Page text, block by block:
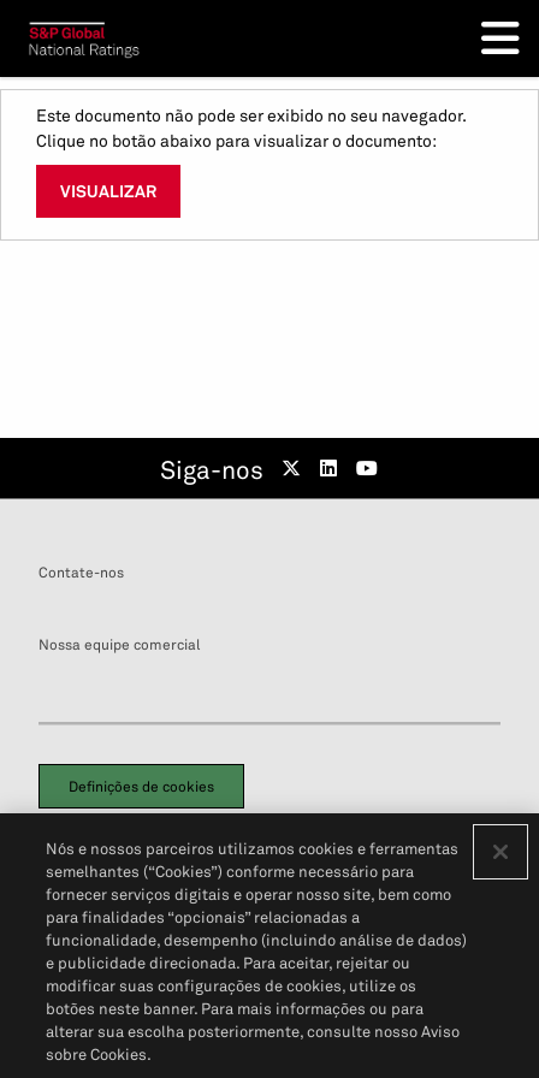
Este documento não pode ser exibido no seu navegador.
Clique no botão abaixo para visualizar o documento:
VISUALIZAR
Siga-nos
Contate-nos
Nossa equipe comercial
Definições de cookies
Política de PrivacidadePortal de privacidade do cliente (em inglês)
Não Venda Minhas Informações Pessoais© 2026 S&P Global
Nós e nossos parceiros utilizamos cookies e ferramentas
semelhantes (“Cookies”) conforme necessário para
fornecer serviços digitais e operar nosso site, bem como
para finalidades “opcionais” relacionadas a
funcionalidade, desempenho (incluindo análise de dados)
e publicidade direcionada. Para aceitar, rejeitar ou
modificar suas configurações de cookies, utilize os
botões neste banner. Para mais informações ou para
alterar sua escolha posteriormente, consulte nosso Aviso
sobre Cookies.